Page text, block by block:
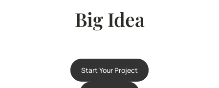
Big Idea
Start Your Project